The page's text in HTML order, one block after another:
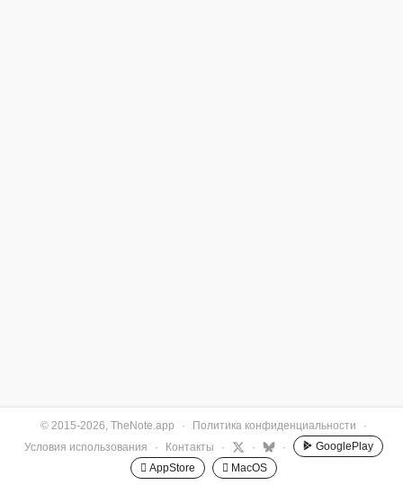
© 2015-2026, TheNote.app · Политика конфиденциальности
·
Условия использования
· Контакты · · ·
GooglePlay
 AppStore
 MacOS